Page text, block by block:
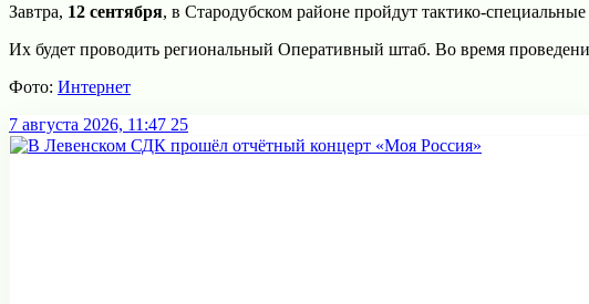
Завтра, 12 сентября, в Стародубском районе пройдут тактико-специальные
Их будет проводить региональный Оперативный штаб. Во время
Фото: Интернет
7 августа 2026, 11:47 25